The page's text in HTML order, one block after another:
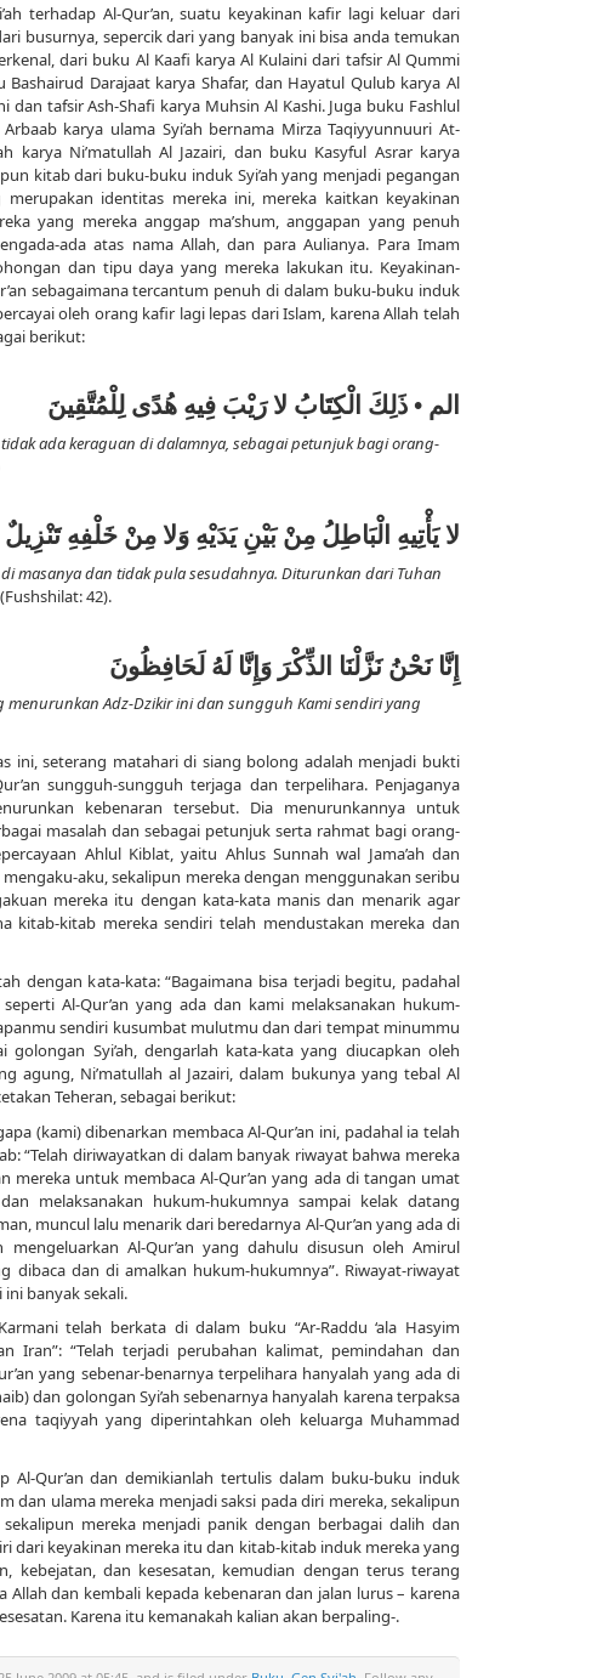
terhadap Al-Qur’an, suatu keyakinan kafir lagi keluar dari
busurnya, sepercik dari yang banyak ini bisa anda temukan
dari buku Al Kaafi karya Al Kulaini dari tafsir Al Qummi
Darajaat karya Shafar, dan Hayatul Qulub karya Al
dan tafsir Ash-Shafi karya Muhsin Al Kashi. Juga buku Fashlul
karya ulama Syi’ah bernama Mirza Taqiyyunnuuri At-
karya Ni’matullah Al Jazairi, dan buku Kasyful Asrar karya
kitab dari buku-buku induk Syi’ah yang menjadi pegangan
identitas mereka ini, mereka kaitkan keyakinan
yang mereka anggap ma’shum, anggapan yang penuh
ada atas nama Allah, dan para Aulianya. Para Imam
dan tipu daya yang mereka lakukan itu. Keyakinan-
sebagaimana tercantum penuh di dalam buku-buku induk
oleh orang kafir lagi lepas dari Islam, karena Allah telah
berikut:
الم • ذَلِكَ الْكِتَابُ لا رَيْبَ فِيهِ هُدًى لِلْمُتَّقِينَ
ada keraguan di dalamnya, sebagai petunjuk bagi orang-
لا يَأْتِيهِ الْبَاطِلُ مِنْ بَيْنِ يَدَيْهِ وَلا مِنْ خَلْفِهِ
masanya dan tidak pula sesudahnya. Diturunkan dari Tuhan
(Fushshilat: 42).
إِنَّا نَحْنُ نَزَّلْنَا الذِّكْرَ وَإِنَّا لَهُ لَحَافِظُونَ
menurunkan Adz-Dzikir ini dan sungguh Kami sendiri yang
ini, seterang matahari di siang bolong adalah menjadi bukti
sungguh-sungguh terjaga dan terpelihara. Penjaganya
kebenaran tersebut. Dia menurunkannya untuk
masalah dan sebagai petunjuk serta rahmat bagi orang-
Ahlul Kiblat, yaitu Ahlus Sunnah wal Jama’ah dan
aku, sekalipun mereka dengan menggunakan seribu
mereka itu dengan kata-kata manis dan menarik agar
kitab-kitab mereka sendiri telah mendustakan mereka dan
dengan kata-kata: “Bagaimana bisa terjadi begitu, padahal
Al-Qur’an yang ada dan kami melaksanakan hukum-
sendiri kusumbat mulutmu dan dari tempat minummu
golongan Syi’ah, dengarlah kata-kata yang diucapkan oleh
agung, Ni’matullah al Jazairi, dalam bukunya yang tebal Al
Teheran, sebagai berikut:
(kami) dibenarkan membaca Al-Qur’an ini, padahal ia telah
“Telah diriwayatkan di dalam banyak riwayat bahwa mereka
mereka untuk membaca Al-Qur’an yang ada di tangan umat
melaksanakan hukum-hukumnya sampai kelak datang
muncul lalu menarik dari beredarnya Al-Qur’an yang ada di
Al-Qur’an yang dahulu disusun oleh Amirul
dibaca dan di amalkan hukum-hukumnya”. Riwayat-riwayat
banyak sekali.
telah berkata di dalam buku “Ar-Raddu ‘ala Hasyim
Iran”: “Telah terjadi perubahan kalimat, pemindahan dan
yang sebenar-benarnya terpelihara hanyalah yang ada di
dan golongan Syi’ah sebenarnya hanyalah karena terpaksa
taqiyyah yang diperintahkan oleh keluarga Muhammad
Al-Qur’an dan demikianlah tertulis dalam buku-buku induk
dan ulama mereka menjadi saksi pada diri mereka, sekalipun
mereka menjadi panik dengan berbagai dalih dan
dari keyakinan mereka itu dan kitab-kitab induk mereka yang
kebejatan, dan kesesatan, kemudian dengan terus terang
dan kembali kepada kebenaran dan jalan lurus – karena
Karena itu kemanakah kalian akan berpaling-.